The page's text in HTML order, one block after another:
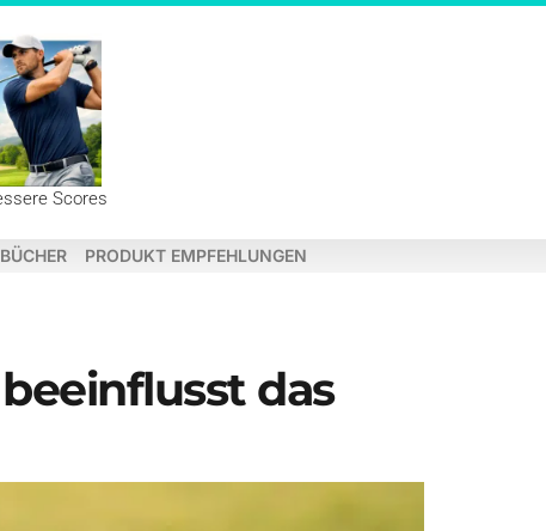
Scores
PRODUKT EMPFEHLUNGEN
das